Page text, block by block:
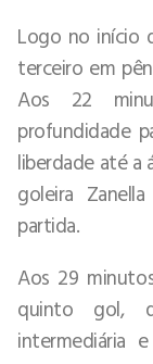
Logo no início
terceiro em
Aos 22
profundidade
liberdade até a
goleira
partida.
Aos 29
quinto gol,
intermediária